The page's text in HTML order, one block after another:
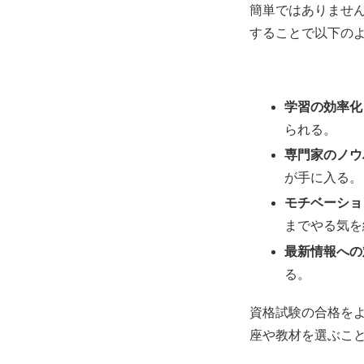
簡単ではありませ
することで以下の
学習の効率化
られる。
専門家のノ
が手に入る。
モチベーシ
までやる気
最新情報へ
る。
資格試験の合格を
座や教材を選ぶこ